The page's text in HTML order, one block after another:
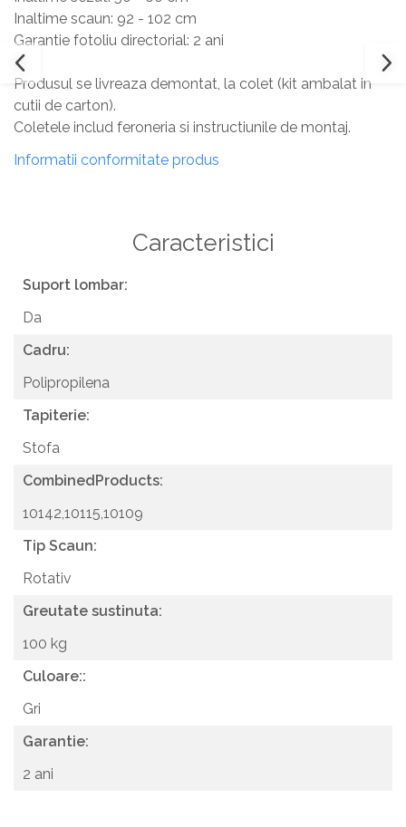
Inaltime scaun: 92 - 102 cm
Garantie fotoliu directorial: 2 ani
Produsul se livreaza demontat, la colet (kit ambalat in
cutii de carton).
Coletele includ feroneria si instructiunile de montaj.
Informatii conformitate produs
Caracteristici
Suport lombar:
Da
Cadru:
Polipropilena
Tapiterie:
Stofa
CombinedProducts:
10142,10115,10109
Tip Scaun:
Rotativ
Greutate sustinuta:
100 kg
Culoare::
Gri
Garantie:
2 ani